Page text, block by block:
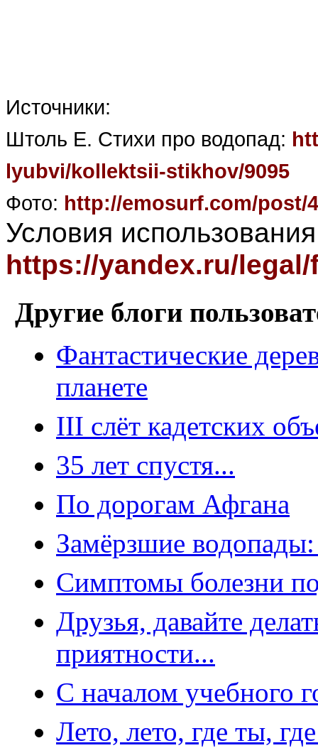
Источники:
Штоль Е. Стихи про водопад:
lyubvi/kollektsii-stikhov/9095
Фото: http://emosurf.com/post/
Условия
https://yandex.ru/
Другие блоги
Фантастические
планете
III слёт кадетских
35 лет спустя...
По дорогам Афгана
Замёрзшие
Симптомы болезни
Друзья, давайте
приятности...
С началом учебного
Лето, лето, где ты,